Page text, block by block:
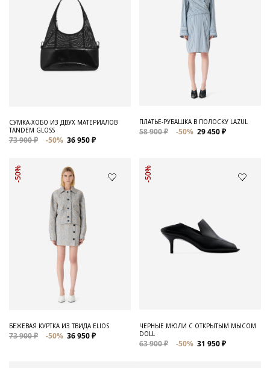
СУМКА-ХОБО ИЗ ДВУХ МАТЕРИАЛОВ
TANDEM GLOSS
73 900 ₽ -50% 36 950 ₽
ПЛАТЬЕ-РУБАШКА В ПОЛОСКУ LAZUL
58 900 ₽ -50% 29 450 ₽
-50%
БЕЖЕВАЯ КУРТКА ИЗ ТВИДА ELIOS
73 900 ₽ -50% 36 950 ₽
-50%
ЧЕРНЫЕ МЮЛИ С ОТКРЫТЫМ МЫСОМ
DOLL
63 900 ₽ -50% 31 950 ₽